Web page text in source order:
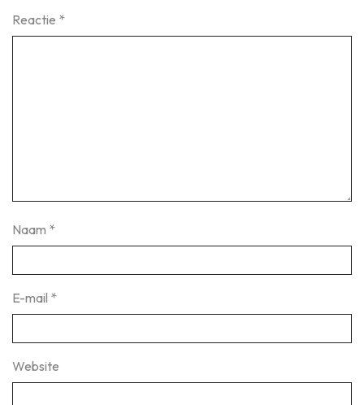
Reactie *
Naam *
E-mail *
Website